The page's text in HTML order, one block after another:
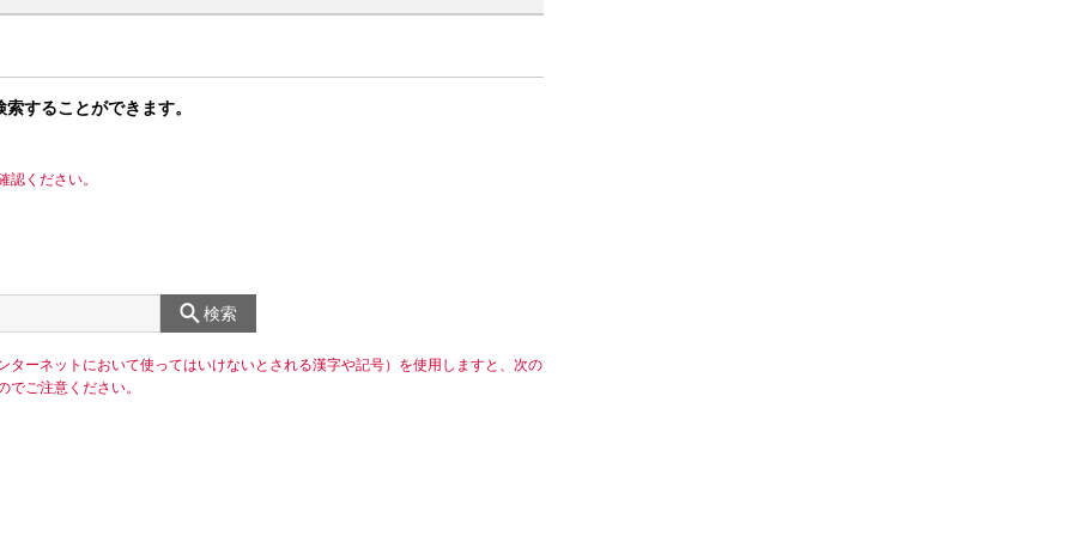
することができます。
認ください。
検索
ターネットにおいて使ってはいけないとされる漢字や記号）を使用しますと、次の
ご注意ください。